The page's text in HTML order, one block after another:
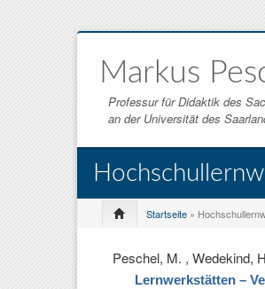
Markus
Professur für Didaktik des
an der Universität des
Startseite »
Peschel, M. , Wedekind,
Lernwerkstätten –